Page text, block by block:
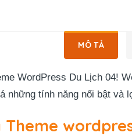
MÔ TẢ
WordPress Du Lịch 04!
những tính năng nổi bật và